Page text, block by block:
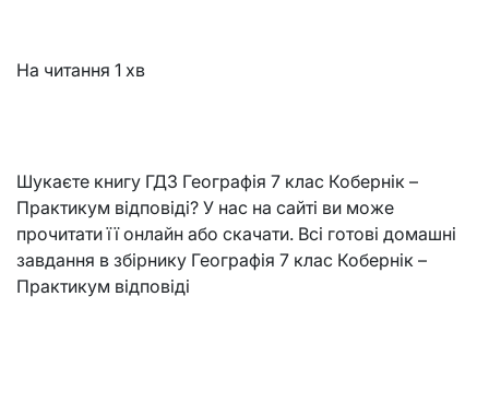
На читання 1 хв
Шукаєте книгу ГДЗ Географія 7 клас Кобернік –
Практикум відповіді? У нас на сайті ви може
прочитати її онлайн або скачати. Всі готові домашні
завдання в збірнику Географія 7 клас Кобернік –
Практикум відповіді